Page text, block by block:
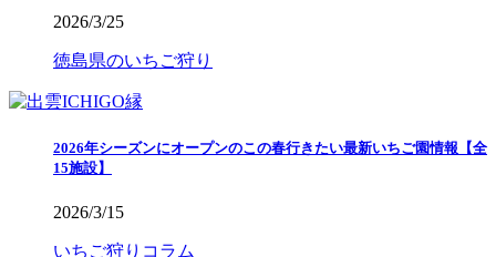
2026/3/25
徳島県のいちご狩り
2026年シーズンにオープンのこの春行きたい最新いちご園情報【全
15施設】
2026/3/15
いちご狩りコラム